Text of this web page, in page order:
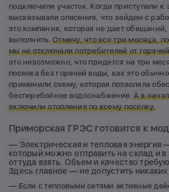
подключили участок. Когда приступали к
высказывали опасения, что зайдем с
это компания, которая не дает
выполнить. Отмечу, что все три месяца,
мы не отключали потребителей от
это невозможно, что придется на три
поселка без горячей воды, как это
применили схему, которая позволяла
бесперебойное водоснабжение. А в
включили отопление по всему поселку.
Приморская ГРЭС готовится к
— Электрическая и тепловая энергия
который можно отправить на склад и
оттуда взять. Объем и качество
Здесь главное — не допустить
— Если с тепловыми сетями активные